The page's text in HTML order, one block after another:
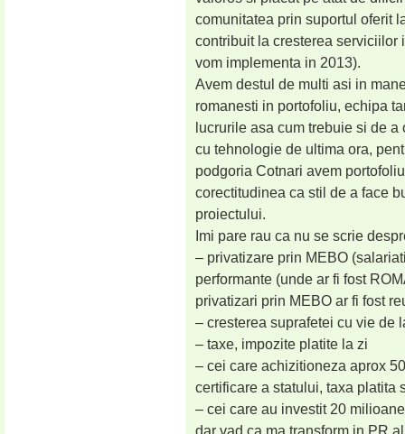
comunitatea prin suportul oferit
contribuit la cresterea serviciilor
vom implementa in 2013).
Avem destul de multi asi in
romanesti in portofoliu, echipa
lucrurile asa cum trebuie si de
cu tehnologie de ultima ora,
podgoria Cotnari avem
corectitudinea ca stil de a face
proiectului.
Imi pare rau ca nu se scrie
– privatizare prin MEBO
performante (unde ar fi fost
privatizari prin MEBO ar fi fost
– cresterea suprafetei cu vie de
– taxe, impozite platite la zi
– cei care achizitioneza aprox
certificare a statului, taxa platita
– cei care au investit 20
dar vad ca ma transform in PR